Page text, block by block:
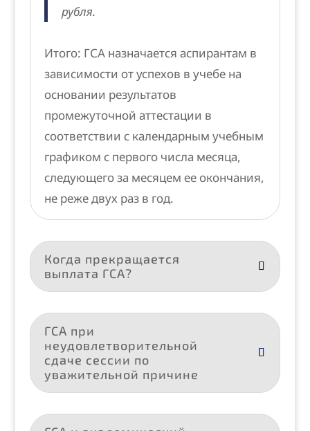
рубля.
Итого: ГСА назначается аспирантам в
зависимости от успехов в учебе на
основании результатов
промежуточной аттестации в
соответствии с календарным учебным
графиком с первого числа месяца,
следующего за месяцем ее окончания,
не реже двух раз в год.
Когда прекращается
выплата ГСА?
ГСА при
неудовлетворительной
сдаче сессии по
уважительной причине